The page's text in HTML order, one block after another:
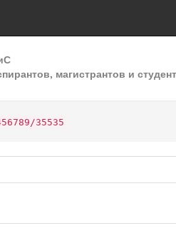
магистрантов и
35535